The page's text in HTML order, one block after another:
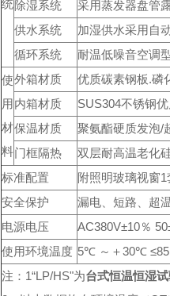
统除湿系统
采用蒸发器盘管
供水系统
加湿供水采用自
循环系统
耐温低噪音空调
使
用
材
料
外箱材质
优质碳素钢板.磷
内箱材质
SUS304不锈钢
保温材质
聚氨酯硬质发泡/
门框隔热
双层耐高温老化
标准配置
附照明玻璃视窗
安全保护
漏电、短路、超
电源电压
AC380V±10％
使用环境温度 5℃ ～＋30℃ ≤85
注：1“LP/HS"为台式恒温恒湿